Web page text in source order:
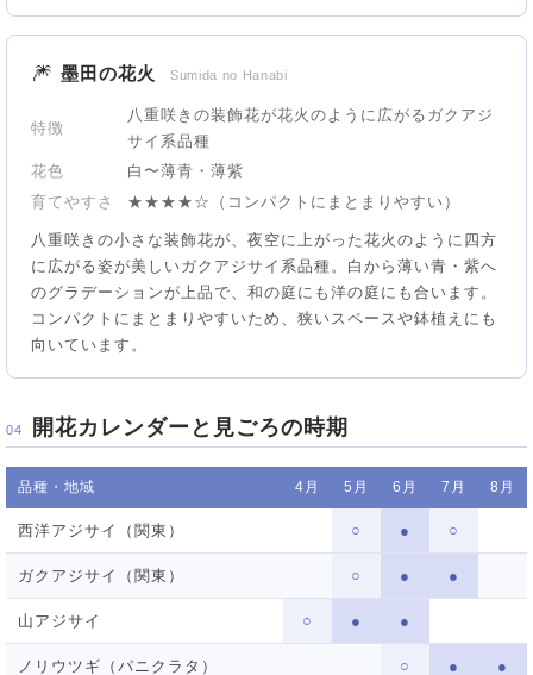
🎆 墨田の花火 Sumida no Hanabi
特徴
八重咲きの装飾花が花火のように広がるガクアジ
サイ系品種
花色
白〜薄青・薄紫
育てやすさ
★★★★☆（コンパクトにまとまりやすい）
八重咲きの小さな装飾花が、夜空に上がった花火のように四方
に広がる姿が美しいガクアジサイ系品種。白から薄い青・紫へ
のグラデーションが上品で、和の庭にも洋の庭にも合います。
コンパクトにまとまりやすいため、狭いスペースや鉢植えにも
向いています。
04 開花カレンダーと見ごろの時期
品種・地域 4月 5月 6月 7月 8月
西洋アジサイ（関東） ○ ● ○
ガクアジサイ（関東） ○ ● ●
山アジサイ ○ ● ●
ノリウツギ（パニクラタ） ○ ● ●